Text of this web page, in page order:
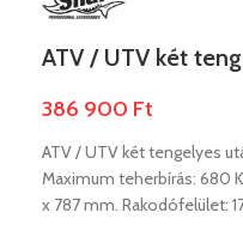
ATV / UTV két
386 900 Ft
ATV / UTV két tengelyes
Maximum teherbírás: 680
x 787 mm. Rakodófelület: